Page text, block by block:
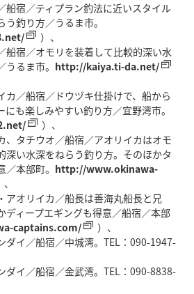
船宿／ティプラン釣法に近いスタイル
釣り方／うるま市。
）、
船宿／オモリを装着して比較的深い水
るま市。 http://kaiya.ti-da.net/
カ／船宿／ドウヅキ仕掛けで、船から
も楽しみやすい釣り方／宜野湾市。
）、
、タチウオ／船宿／アオリイカはオモ
深い水深をねらう釣り方。そのほかタ
本部町。 http://www.okinawa-
アオリイカ／船長は善海丸船長と兄
ディープエギングも得意／船宿／本部
captains.com/
）、
ダイ／船宿／中城湾。TEL：090-1947-
ダイ／船宿／金武湾。TEL：090-8838-